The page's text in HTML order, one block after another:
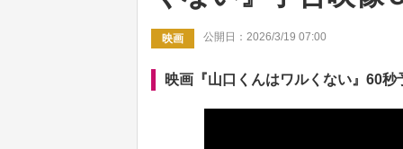
映画 公開日：2026/3/19 07:00
映画『山口くんはワルくない』60秒